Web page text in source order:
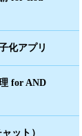
化アプリ
for AND
ット）